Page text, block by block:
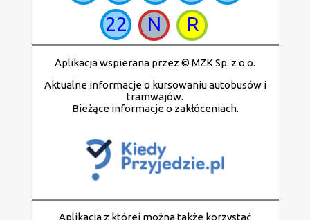
22
N R
Aplikacja wspierana przez © MZK Sp. z o.o.
Aktualne informacje o kursowaniu autobusów i
tramwajów.
Bieżące informacje o zakłóceniach.
Aplikacja z której można także korzystać